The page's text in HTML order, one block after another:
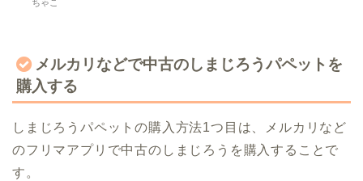
ちゃこ
メルカリなどで中古のしまじろうパペットを
購入する
しまじろうパペットの購入方法1つ目は、メルカリなど
のフリマアプリで中古のしまじろうを購入することで
す。